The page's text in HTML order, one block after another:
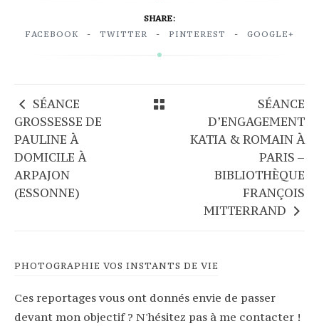
SHARE:
FACEBOOK
TWITTER PINTEREST GOOGLE+
SÉANCE
GROSSESSE DE
PAULINE À
DOMICILE À
ARPAJON
(ESSONNE)
SÉANCE
D’ENGAGEMENT
KATIA & ROMAIN À
PARIS –
BIBLIOTHÈQUE
FRANÇOIS
MITTERRAND
PHOTOGRAPHIE VOS INSTANTS DE VIE
Ces reportages vous ont donnés envie de passer
devant mon objectif ? N'hésitez pas à me contacter !